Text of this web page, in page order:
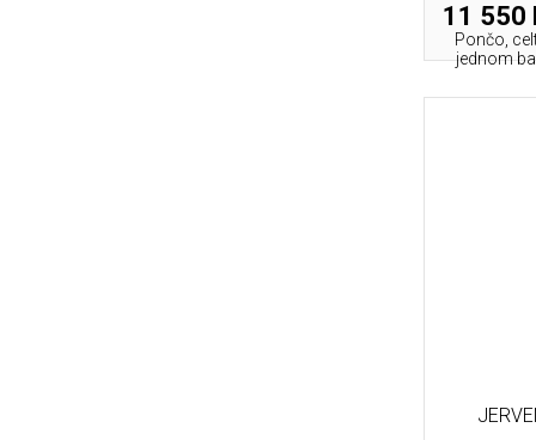
11 550
Pončo,
jednom